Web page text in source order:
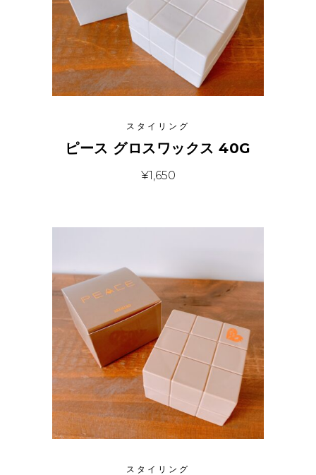
スタイリング
ピース グロスワックス 40G
¥1,650
スタイリング